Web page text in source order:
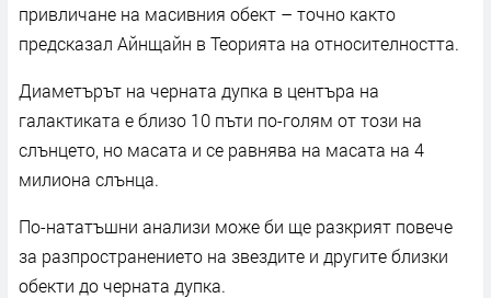
привличане на масивния обект – точно както
предсказал Айнщайн в Теорията на относителността.
Диаметърът на черната дупка в центъра на
галактиката е близо 10 пъти по-голям от този на
слънцето, но масата и се равнява на масата на 4
милиона слънца.
По-нататъшни анализи може би ще разкрият повече
за разпространението на звездите и другите близки
обекти до черната дупка.